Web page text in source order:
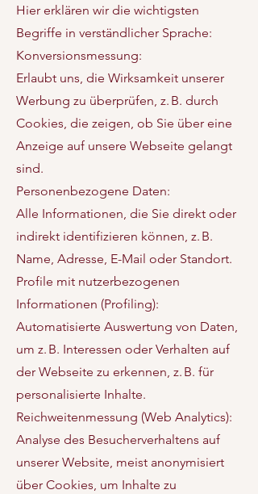
Hier erklären wir die wichtigsten
Begriffe in verständlicher Sprache:
Konversionsmessung:
Erlaubt uns, die Wirksamkeit unserer
Werbung zu überprüfen, z. B. durch
Cookies, die zeigen, ob Sie über eine
Anzeige auf unsere Webseite gelangt
sind.
Personenbezogene Daten:
Alle Informationen, die Sie direkt oder
indirekt identifizieren können, z. B.
Name, Adresse, E-Mail oder Standort.
Profile mit nutzerbezogenen
Informationen (Profiling):
Automatisierte Auswertung von Daten,
um z. B. Interessen oder Verhalten auf
der Webseite zu erkennen, z. B. für
personalisierte Inhalte.
Reichweitenmessung (Web Analytics):
Analyse des Besucherverhaltens auf
unserer Website, meist anonymisiert
über Cookies, um Inhalte zu